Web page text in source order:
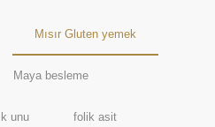
Mısır Gluten yemek
Maya besleme
unu folik asit